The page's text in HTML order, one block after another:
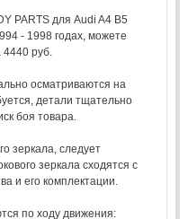
PARTS для Audi A4 B5
- 1998 годах, можете
4440 руб.
осматриваются на
детали тщательно
боя товара.
зеркала, следует
зеркала сходятся с
и его комплектации.
по ходу движения: